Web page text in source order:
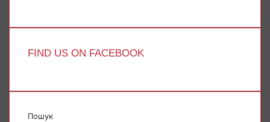
FIND US ON FACEBOOK
Пошук